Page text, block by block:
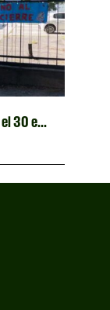
el 30 e...